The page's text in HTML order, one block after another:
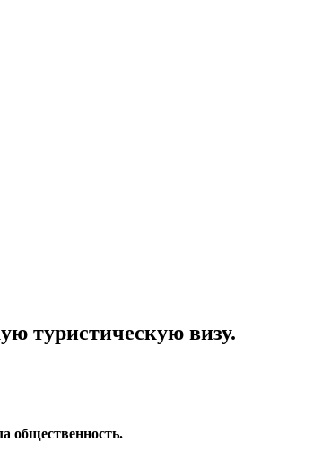
туристическую визу.
общественность.